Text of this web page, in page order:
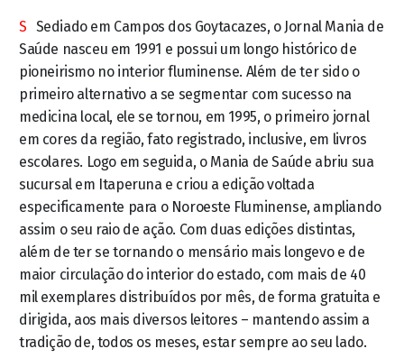
S Sediado em Campos dos Goytacazes, o Jornal Mania de
Saúde nasceu em 1991 e possui um longo histórico de
pioneirismo no interior fluminense. Além de ter sido o
primeiro alternativo a se segmentar com sucesso na
medicina local, ele se tornou, em 1995, o primeiro jornal
em cores da região, fato registrado, inclusive, em livros
escolares. Logo em seguida, o Mania de Saúde abriu sua
sucursal em Itaperuna e criou a edição voltada
especificamente para o Noroeste Fluminense, ampliando
assim o seu raio de ação. Com duas edições distintas,
além de ter se tornando o mensário mais longevo e de
maior circulação do interior do estado, com mais de 40
mil exemplares distribuídos por mês, de forma gratuita e
dirigida, aos mais diversos leitores – mantendo assim a
tradição de, todos os meses, estar sempre ao seu lado.